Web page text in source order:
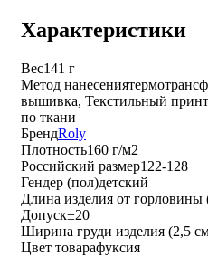
Характеристики
Вес141 г
Метод нанесения
вышивка, Текстильный
по ткани
БрендRoly
Плотность160 г/м2
Российский размер122-128
Гендер (пол)детский
Длина изделия от горловины
Допуск±20
Ширина груди изделия (2,5
Цвет товарафуксия